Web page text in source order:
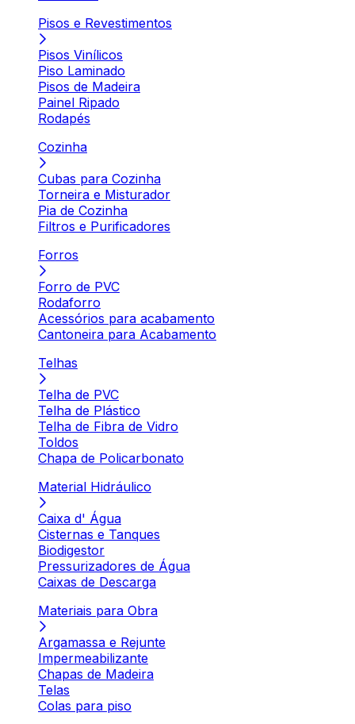
Pisos e Revestimentos
Pisos Vinílicos
Piso Laminado
Pisos de Madeira
Painel Ripado
Rodapés
Cozinha
Cubas para Cozinha
Torneira e Misturador
Pia de Cozinha
Filtros e Purificadores
Forros
Forro de PVC
Rodaforro
Acessórios para acabamento
Cantoneira para Acabamento
Telhas
Telha de PVC
Telha de Plástico
Telha de Fibra de Vidro
Toldos
Chapa de Policarbonato
Material Hidráulico
Caixa d' Água
Cisternas e Tanques
Biodigestor
Pressurizadores de Água
Caixas de Descarga
Materiais para Obra
Argamassa e Rejunte
Impermeabilizante
Chapas de Madeira
Telas
Colas para piso